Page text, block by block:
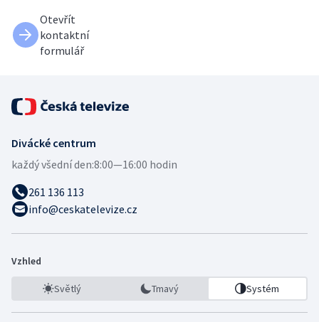
Otevřít
kontaktní
formulář
Divácké centrum
každý všední den:8:00—16:00 hodin
261 136 113
info@ceskatelevize.cz
Vzhled
Světlý Tmavý Systém